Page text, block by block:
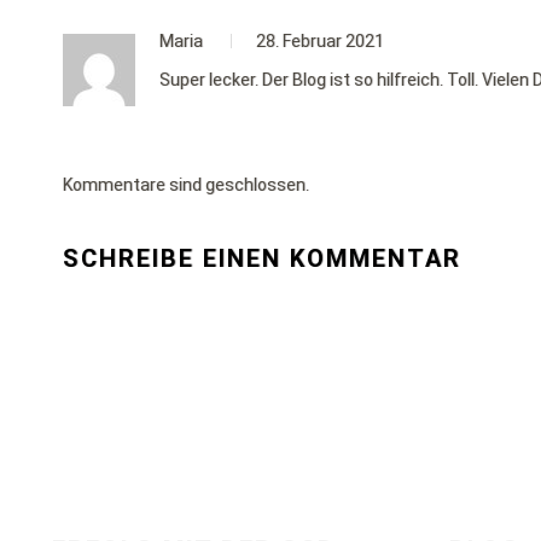
Maria
28. Februar 2021
Super lecker. Der Blog ist so hilfreich. Toll. Vielen
Kommentare sind geschlossen.
SCHREIBE EINEN KOMMENTAR